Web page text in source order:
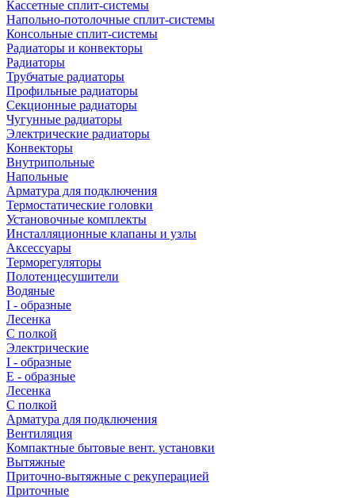
Кассетные сплит-системы
Напольно-потолочные сплит-системы
Консольные сплит-системы
Радиаторы и конвекторы
Радиаторы
Трубчатые радиаторы
Профильные радиаторы
Секционные радиаторы
Чугунные радиаторы
Электрические радиаторы
Конвекторы
Внутрипольные
Напольные
Арматура для подключения
Термостатические головки
Установочные комплекты
Инсталляционные клапаны и узлы
Аксессуары
Терморегуляторы
Полотенцесушители
Водяные
I - образные
Лесенка
С полкой
Электрические
I - образные
E - образные
Лесенка
С полкой
Арматура для подключения
Вентиляция
Компактные бытовые вент. установки
Вытяжные
Приточно-вытяжные с рекуперацией
Приточные